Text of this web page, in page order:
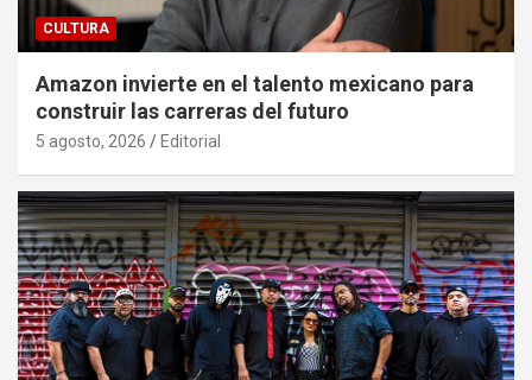
CULTURA
Amazon invierte en el talento mexicano para
construir las carreras del futuro
5 agosto, 2026 Editorial